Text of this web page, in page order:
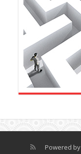
Powered by